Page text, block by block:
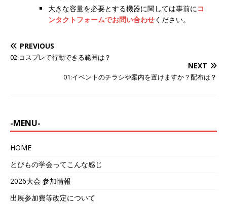
大きな容量を必要とする機器に関しては事前に コ
ンタクトフォームでお問い合わせください。
PREVIOUS
02:コスプレで行動できる範囲は？
NEXT
01:イベントのチラシや案内を置けますか？配布は？
-MENU-
HOME
とびもの学会ってこんな感じ
2026大会 参加情報
出展参加費等改定について